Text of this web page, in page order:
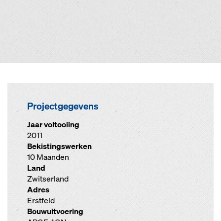
Projectgegevens
Jaar voltooiing
2011
Bekistingswerken
10 Maanden
Land
Zwitserland
Adres
Erstfeld
Bouwuitvoering